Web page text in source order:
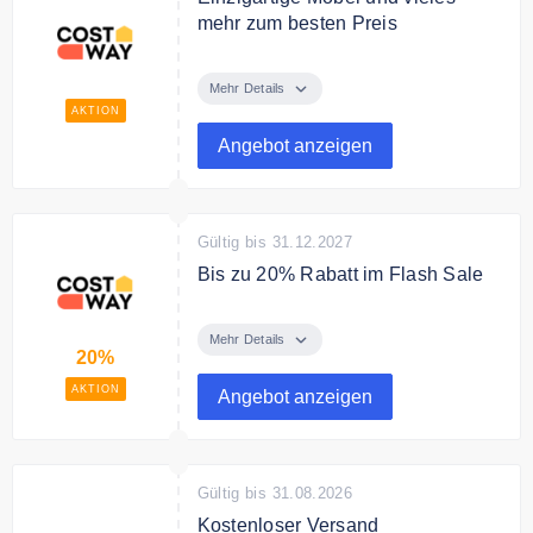
AKTION
mehr zum besten Preis
und vieles mehr zum besten Preis
Mehr Details
Angebot anzeigen
20%
AKTION
Gültig bis 31.12.2027
Bis zu 20% Rabatt im Flash Sale
zu 20% und Preisgarantie.
Mehr Details
Angebot anzeigen
Gültig bis 31.08.2026
Kostenloser Versand